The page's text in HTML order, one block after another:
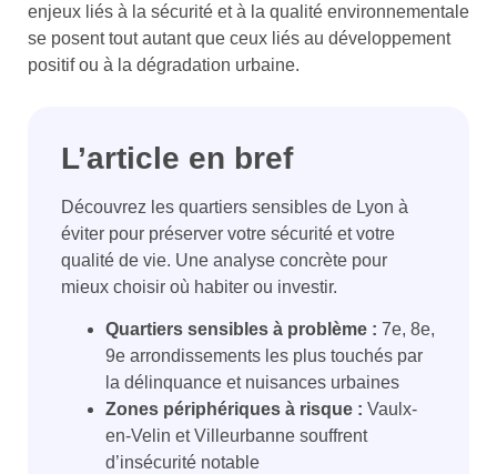
enjeux liés à la sécurité et à la qualité environnementale
se posent tout autant que ceux liés au développement
positif ou à la dégradation urbaine.
L’article en bref
Découvrez les quartiers sensibles de Lyon à
éviter pour préserver votre sécurité et votre
qualité de vie. Une analyse concrète pour
mieux choisir où habiter ou investir.
Quartiers sensibles à problème : 7e, 8e,
9e arrondissements les plus touchés par
la délinquance et nuisances urbaines
Zones périphériques à risque : Vaulx-
en-Velin et Villeurbanne souffrent
d’insécurité notable